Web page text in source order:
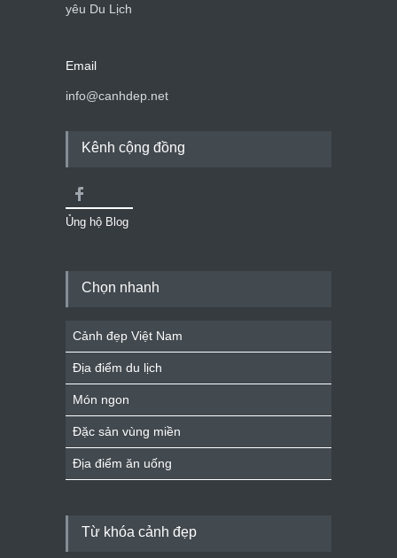
yêu Du Lịch
Email
info@canhdep.net
Kênh cộng đồng
Ủng hộ Blog
Chọn nhanh
Cảnh đẹp Việt Nam
Địa điểm du lịch
Món ngon
Đặc sản vùng miền
Địa điểm ăn uống
Từ khóa cảnh đẹp